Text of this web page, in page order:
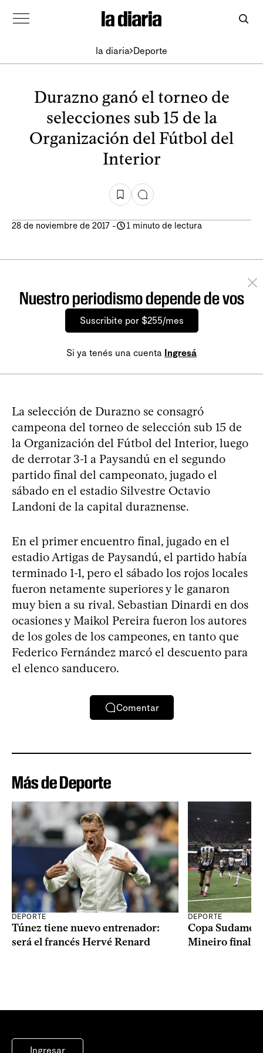
la diaria Deporte
Durazno ganó el torneo de
selecciones sub 15 de la
Organización del Fútbol del
Interior
28 de noviembre de 2017 - 1 minuto de lectura
Nuestro periodismo depende de vos
Suscribite por $255/mes
Si ya tenés una cuenta Ingresá
La selección de Durazno se consagró
campeona del torneo de selección sub 15 de
la Organización del Fútbol del Interior, luego
de derrotar 3-1 a Paysandú en el segundo
partido final del campeonato, jugado el
sábado en el estadio Silvestre Octavio
Landoni de la capital duraznense.
En el primer encuentro final, jugado en el
estadio Artigas de Paysandú, el partido había
terminado 1-1, pero el sábado los rojos locales
fueron netamente superiores y le ganaron
muy bien a su rival. Sebastian Dinardi en dos
ocasiones y Maikol Pereira fueron los autores
de los goles de los campeones, en tanto que
Federico Fernández marcó el descuento para
el elenco sanducero.
Comentar
Más de Deporte
DEPORTE
Túnez tiene nuevo entrenador:
será el francés Hervé Renard
DEPORTE
Copa
Mineiro
Ingresar